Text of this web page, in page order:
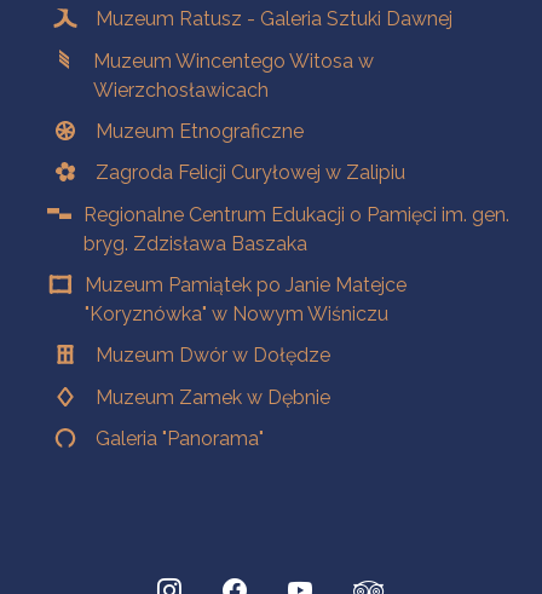
Muzeum Ratusz - Galeria Sztuki Dawnej
Muzeum Wincentego Witosa w
Wierzchosławicach
Muzeum Etnograficzne
Zagroda Felicji Curyłowej w Zalipiu
Regionalne Centrum Edukacji o Pamięci im. gen.
bryg. Zdzisława Baszaka
Muzeum Pamiątek po Janie Matejce
"Koryznówka" w Nowym Wiśniczu
Muzeum Dwór w Dołędze
Muzeum Zamek w Dębnie
Galeria "Panorama"